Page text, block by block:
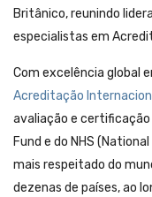
Britânico, reunindo
especialistas em
Com excelência global
Acreditação
avaliação e certificação
Fund e do NHS
mais respeitado do
dezenas de países, ao